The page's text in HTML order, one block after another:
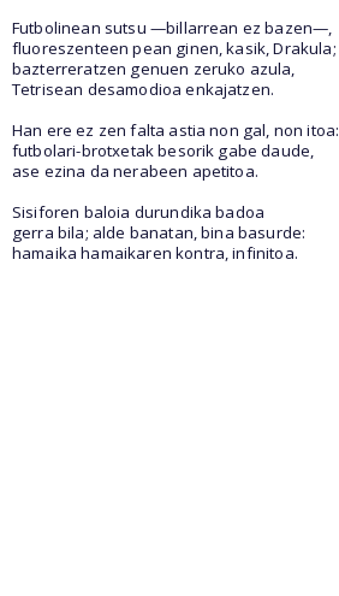
Futbolinean sutsu —billarrean ez bazen—,
fluoreszenteen pean ginen, kasik, Drakula;
bazterreratzen genuen zeruko azula,
Tetrisean desamodioa enkajatzen.
Han ere ez zen falta astia non gal, non itoa:
futbolari-brotxetak besorik gabe daude,
ase ezina da nerabeen apetitoa.
Sisiforen baloia durundika badoa
gerra bila; alde banatan, bina basurde:
hamaika hamaikaren kontra, infinitoa.